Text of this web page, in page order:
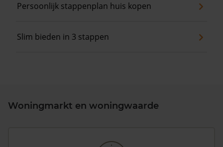
Persoonlijk stappenplan huis kopen
Slim bieden in 3 stappen
Woningmarkt en woningwaarde